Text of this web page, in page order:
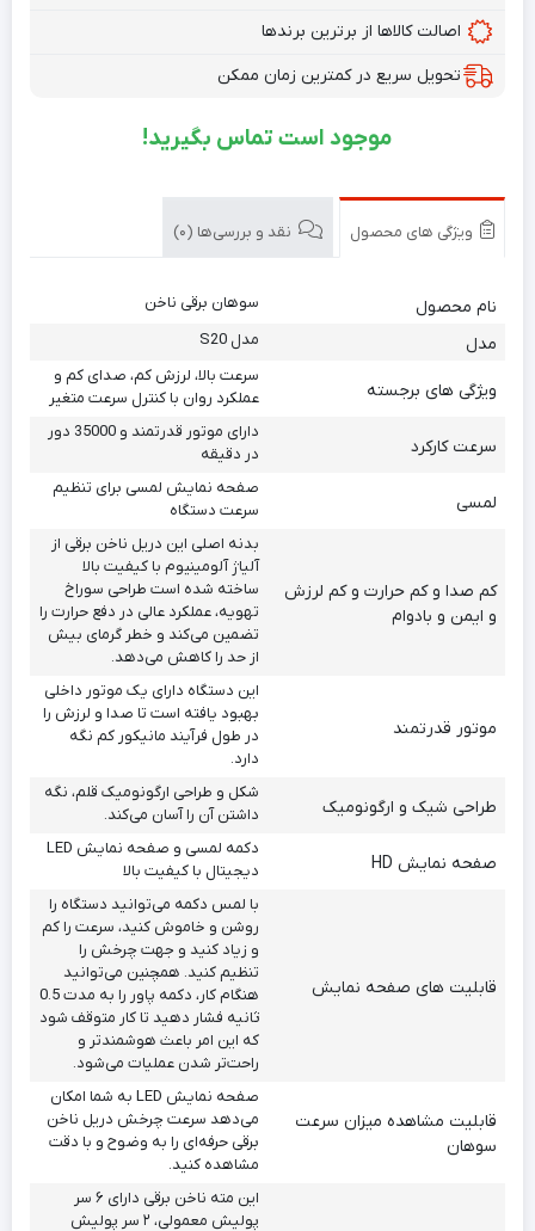
اصالت کالاها از برترین برندها
تحویل سریع در کمترین زمان ممکن
موجود است تماس بگیرید!
ویژگی های محصول نقد و بررسی‌ها (0)
نام محصول سوهان برقی ناخن
مدل مدل S20
ویژگی های برجسته
سرعت بالا، لرزش کم، صدای کم و
عملکرد روان با کنترل سرعت متغیر
سرعت کارکرد
دارای موتور قدرتمند و 35000 دور
در دقیقه
لمسی
صفحه نمایش لمسی برای تنظیم
سرعت دستگاه
کم صدا و کم حرارت و کم لرزش
و ایمن و بادوام
بدنه اصلی این دریل ناخن برقی از
آلیاژ آلومینیوم با کیفیت بالا
ساخته شده است طراحی سوراخ
تهویه، عملکرد عالی در دفع حرارت را
تضمین می‌کند و خطر گرمای بیش
از حد را کاهش می‌دهد.
موتور قدرتمند
این دستگاه دارای یک موتور داخلی
بهبود یافته است تا صدا و لرزش را
در طول فرآیند مانیکور کم نگه
دارد.
طراحی شیک و ارگونومیک
شکل و طراحی ارگونومیک قلم، نگه
داشتن آن را آسان می‌کند.
صفحه نمایش HD
دکمه لمسی و صفحه نمایش LED
دیجیتال با کیفیت بالا
قابلیت های صفحه نمایش
با لمس دکمه می‌توانید دستگاه را
روشن و خاموش کنید، سرعت را کم
و زیاد کنید و جهت چرخش را
تنظیم کنید. همچنین می‌توانید
هنگام کار، دکمه پاور را به مدت 0.5
ثانیه فشار دهید تا کار متوقف شود
که این امر باعث هوشمندتر و
راحت‌تر شدن عملیات می‌شود.
قابلیت مشاهده میزان سرعت
سوهان
صفحه نمایش LED به شما امکان
می‌دهد سرعت چرخش دریل ناخن
برقی حرفه‌ای را به وضوح و با دقت
مشاهده کنید.
این مته ناخن برقی دارای ۶ سر
پولیش معمولی، ۲ سر پولیش